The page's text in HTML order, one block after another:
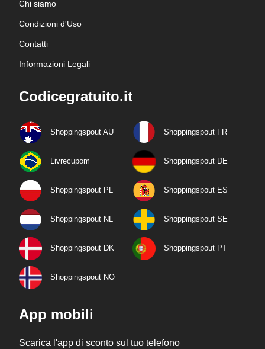
Chi siamo
Condizioni d'Uso
Contatti
Informazioni Legali
Codicegratuito.it
Shoppingspout AU Shoppingspout FR
Livrecupom Shoppingspout DE
Shoppingspout PL Shoppingspout ES
Shoppingspout NL Shoppingspout SE
Shoppingspout DK Shoppingspout PT
Shoppingspout NO
App mobili
Scarica l'app di sconto sul tuo telefono